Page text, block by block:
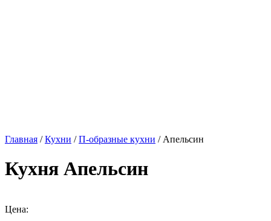
Главная /Кухни /П-образные кухни / Апельсин
Кухня Апельсин
Цена: